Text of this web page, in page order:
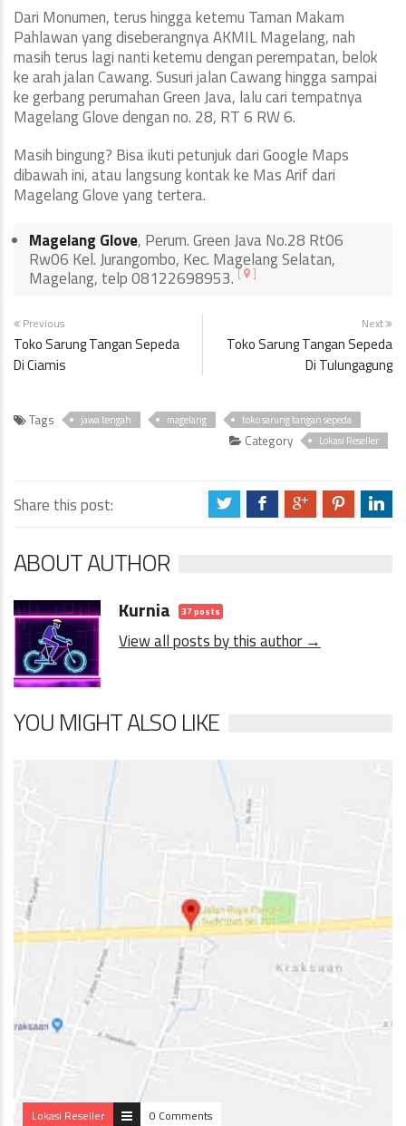
Dari Monumen, terus hingga ketemu Taman Makam
Pahlawan yang diseberangnya AKMIL Magelang, nah
masih terus lagi nanti ketemu dengan perempatan, belok
ke arah jalan Cawang. Susuri jalan Cawang hingga sampai
ke gerbang perumahan Green Java, lalu cari tempatnya
Magelang Glove dengan no. 28, RT 6 RW 6.
Masih bingung? Bisa ikuti petunjuk dari Google Maps
dibawah ini, atau langsung kontak ke Mas Arif dari
Magelang Glove yang tertera.
Magelang Glove, Perum. Green Java No.28 Rt06
Rw06 Kel. Jurangombo, Kec. Magelang Selatan,
Magelang, telp 08122698953. [ ]
Previous
Toko Sarung Tangan Sepeda
Di Ciamis
Next
Toko Sarung Tangan Sepeda
Di Tulungagung
Tags jawa tengah magelang toko sarung tangan sepeda
Category Lokasi Reseller
Share this post: a b c d j
ABOUT AUTHOR
Kurnia 37 posts
View all posts by this author →
YOU MIGHT ALSO LIKE
Lokasi Reseller 0 Comments